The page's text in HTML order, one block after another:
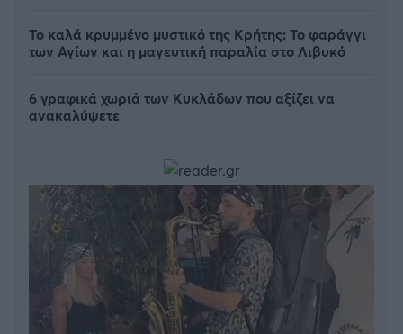
Το καλά κρυμμένο μυστικό της Κρήτης: Το φαράγγι
των Αγίων και η μαγευτική παραλία στο Λιβυκό
6 γραφικά χωριά των Κυκλάδων που αξίζει να
ανακαλύψετε